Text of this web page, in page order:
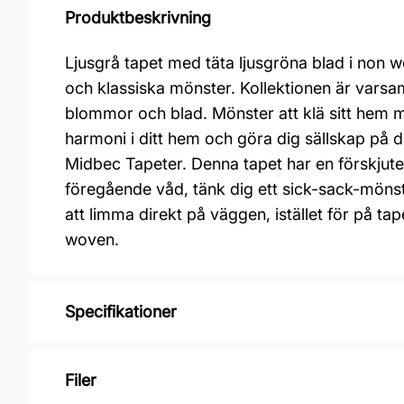
Produktbeskrivning
Ljusgrå tapet med täta ljusgröna blad i non
och klassiska mönster. Kollektionen är
blommor och blad. Mönster att klä sitt hem
harmoni i ditt hem och göra dig sällskap på
Midbec Tapeter. Denna tapet har en
föregående våd, tänk dig ett sick-sack-
att limma direkt på väggen, istället för på
woven.
Specifikationer
Varumärke: Midbec Tapeter
Filer